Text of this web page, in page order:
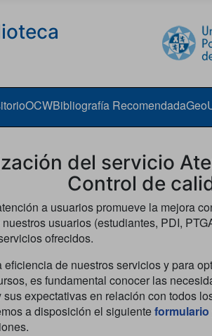
OCWBibliografía Recomendada
del servicio
Control de
a usuarios promueve la mejora
usuarios (estudiantes, PDI,
ofrecidos.
eficiencia de nuestros servicios y para
es fundamental conocer las
sus expectativas en relación con todos
a disposición el siguienteformulario